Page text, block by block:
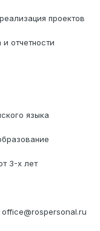
проектов
отчетности
языка
3-х лет